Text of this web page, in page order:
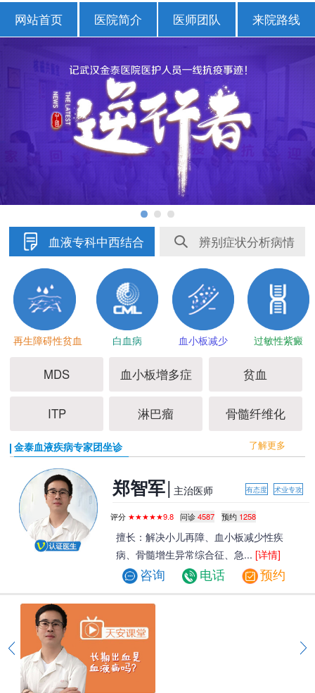
网站首页 医院简介 医师团队 来院路线
血液专科中西结合 辨别症状分析病情
再生障碍性贫血 白血病 血小板减少 过敏性紫癜
MDS 血小板增多症 贫血
ITP 淋巴瘤 骨髓纤维化
金泰血液疾病专家团坐诊 了解更多
郑智军| 主治医师 术业专攻
有态度
评分 ★★★★★9.8 问诊 4587 预约 1258
擅长：解决小儿再障、血小板减少性疾
病、骨髓增生异常综合征、急...[详情]
咨询 电话 预约